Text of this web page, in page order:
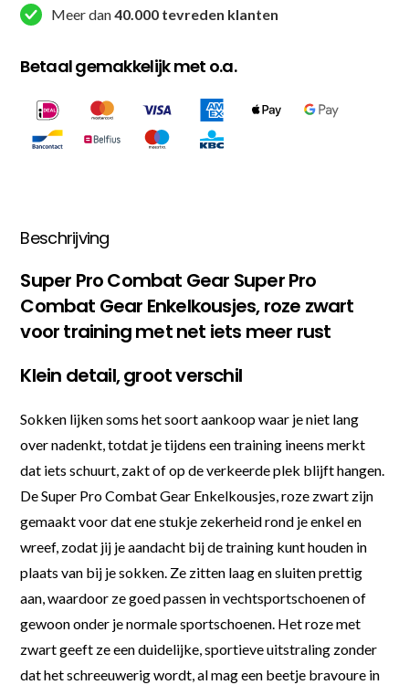
ZwartMeer dan40.000 tevreden klanten
Betaal gemakkelijk met o.a.
Beschrijving
Super Pro Combat Gear Super Pro
Combat Gear Enkelkousjes, roze zwart
voor training met net iets meer rust
Klein detail, groot verschil
Sokken lijken soms het soort aankoop waar je niet lang
over nadenkt, totdat je tijdens een training ineens merkt
dat iets schuurt, zakt of op de verkeerde plek blijft hangen.
De Super Pro Combat Gear Enkelkousjes, roze zwart zijn
gemaakt voor dat ene stukje zekerheid rond je enkel en
wreef, zodat jij je aandacht bij de training kunt houden in
plaats van bij je sokken. Ze zitten laag en sluiten prettig
aan, waardoor ze goed passen in vechtsportschoenen of
gewoon onder je normale sportschoenen. Het roze met
zwart geeft ze een duidelijke, sportieve uitstraling zonder
dat het schreeuwerig wordt, al mag een beetje bravoure in